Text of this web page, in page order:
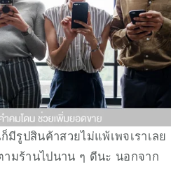
มีรูปสินค้าสวยไม่แพ้เพจเราเลย
ามร้านไปนาน ๆ ดีนะ นอกจาก